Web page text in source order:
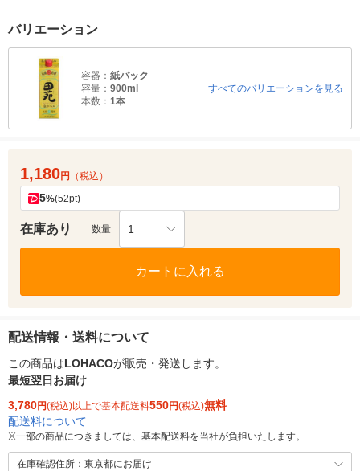
バリエーション
容器： 紙パック
容量： 900ml
本数： 1本
すべてのバリエーションを見る
1,180円 （税込）
5%(52pt)
在庫あり 数量 1
カートに入れる
配送情報・送料について
この商品はLOHACOが販売・発送します。
最短翌日お届け
3,780円(税込)以上で基本配送料550円(税込)無料
配送料について
※一部の商品につきましては、基本配送料を当社が負担いたします。
在庫確認住所：東京都にお届け